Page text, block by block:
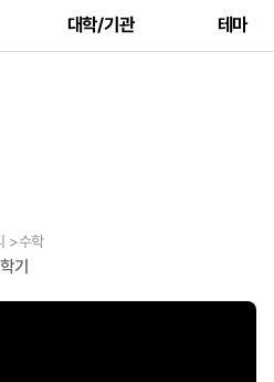
대학/기관 테마
>수학
기